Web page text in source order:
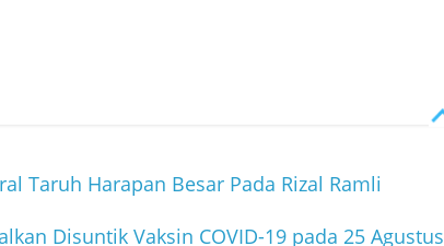
Taruh Harapan Besar Pada Rizal Ramli
Disuntik Vaksin COVID-19 pada 25 Agustus